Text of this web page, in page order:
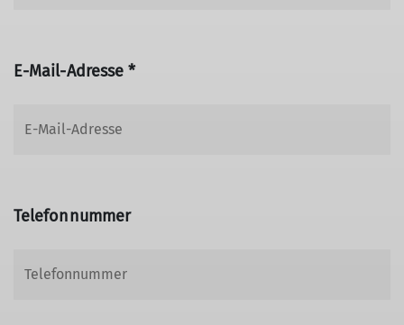
E-Mail-Adresse *
Telefonnummer